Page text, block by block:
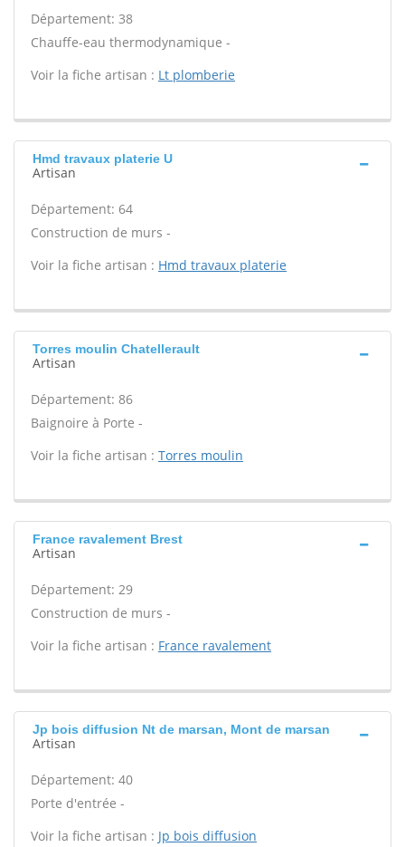
Département: 38
Chauffe-eau thermodynamique -
Voir la fiche artisan : Lt plomberie
Hmd travaux platerie U
Artisan
Département: 64
Construction de murs -
Voir la fiche artisan : Hmd travaux platerie
Torres moulin Chatellerault
Artisan
Département: 86
Baignoire à Porte -
Voir la fiche artisan : Torres moulin
France ravalement Brest
Artisan
Département: 29
Construction de murs -
Voir la fiche artisan : France ravalement
Jp bois diffusion Nt de marsan, Mont de marsan
Artisan
Département: 40
Porte d'entrée -
Voir la fiche artisan : Jp bois diffusion